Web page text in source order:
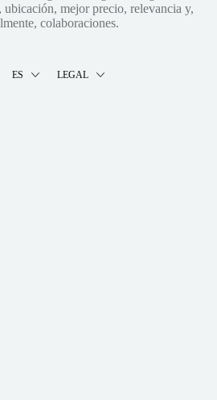
mejor precio, relevancia y,
colaboraciones.
ES LEGAL